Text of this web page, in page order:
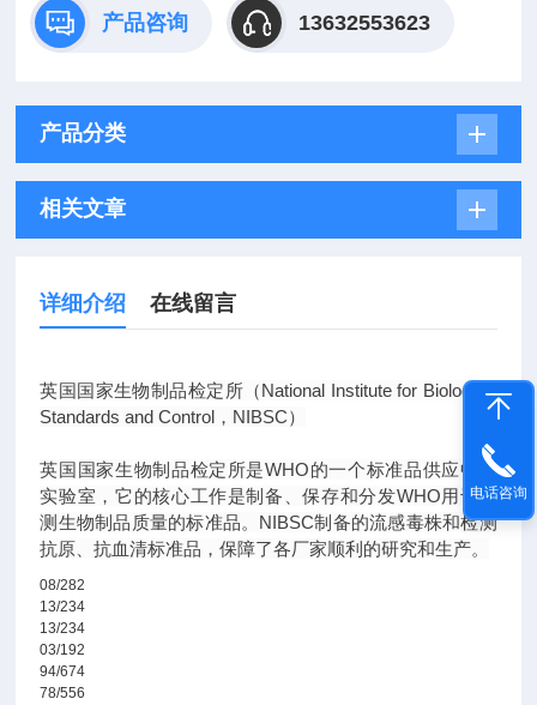
产品咨询 13632553623
产品分类
相关文章
详细介绍 在线留言
英国国家生物制品检定所（National Institute for Biological
Standards and Control，NIBSC）
英国国家生物制品检定所是WHO的一个标准品供应中心
实验室，它的核心工作是制备、保存和分发WHO用于检
测生物制品质量的标准品。NIBSC制备的流感毒株和检测
抗原、抗血清标准品，保障了各厂家顺利的研究和生产。
08/282
13/234
13/234
03/192
94/674
78/556
电话咨询